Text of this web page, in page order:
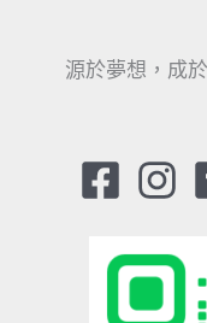
源於夢想，成